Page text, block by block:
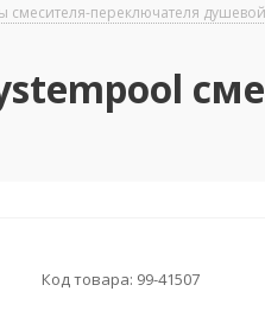
смесителя-переключателя
Код товара: 99-41507